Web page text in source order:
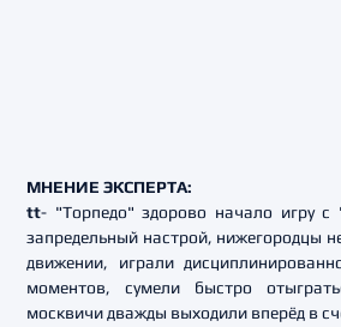
МНЕНИЕ ЭКСПЕРТА:
tt- "Торпедо" здорово начало игру
запредельный настрой, нижегородцы
движении, играли
моментов, сумели быстро
москвичи дважды выходили вперёд в